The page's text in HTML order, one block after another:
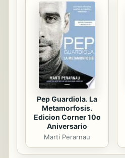
Pep Guardiola. La
Metamorfosis.
Edicion Corner 10o
Aniversario
Marti Perarnau